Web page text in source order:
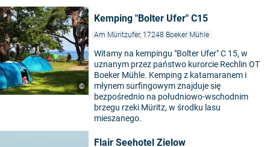
©
Kemping "Bolter Ufer" C15
Am Müritzufer, 17248 Boeker Mühle
Witamy na kempingu "Bolter Ufer" C 15, w
uznanym przez państwo kurorcie Rechlin OT
Boeker Mühle. Kemping z katamaranem i
młynem surfingowym znajduje się
bezpośrednio na południowo-wschodnim
brzegu rzeki Müritz, w środku lasu
mieszanego.
Flair Seehotel Zielow